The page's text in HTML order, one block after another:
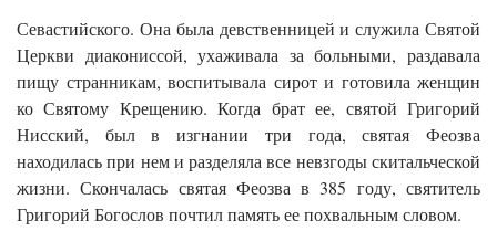
Севастийского. Она была девственницей и служила Святой
Церкви диакониссой, ухаживала за больными, раздавала
пищу странникам, воспитывала сирот и готовила женщин
ко Святому Крещению. Когда брат ее, святой Григорий
Нисский, был в изгнании три года, святая Феозва
находилась при нем и разделяла все невзгоды скитальческой
жизни. Скончалась святая Феозва в 385 году, святитель
Григорий Богослов почтил память ее похвальным словом.